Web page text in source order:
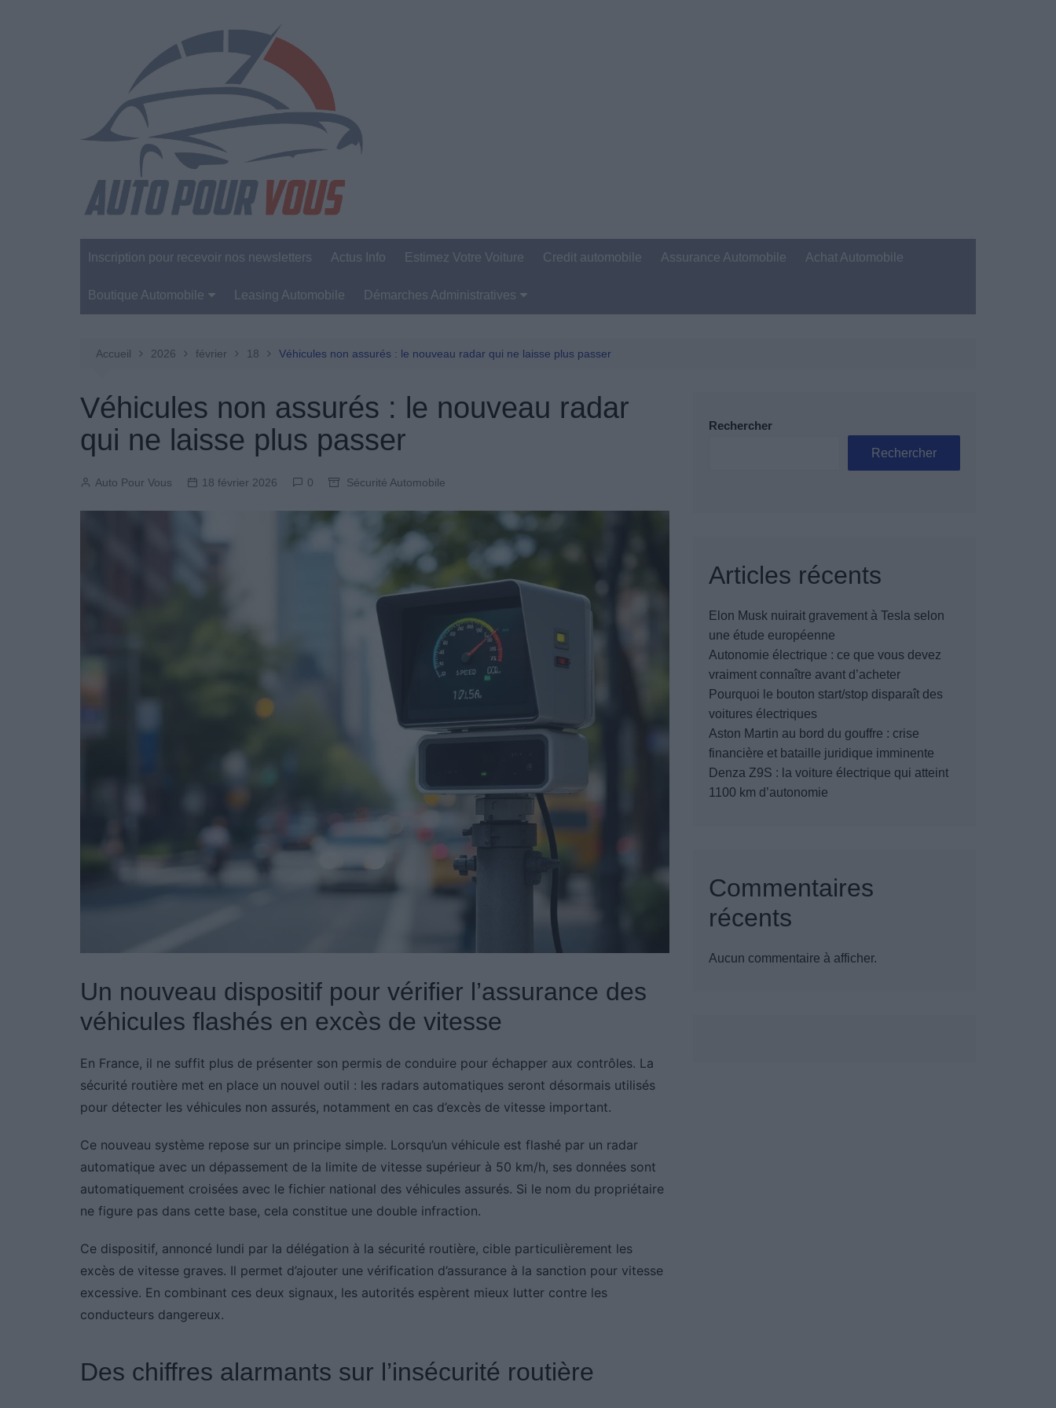
Inscription pour recevoir nos newsletters Actus Info Estimez Votre Voiture Credit automobile Assurance Automobile Achat Automobile
Boutique Automobile
Entretien Automobile
Produits Boutique
Leasing Automobile Démarches Administratives
Permis De Conduire
Accueil 2026 février 18 Véhicules non assurés : le nouveau radar qui ne laisse plus passer
Véhicules non assurés : le nouveau radar
qui ne laisse plus passer
Auto Pour Vous 18 février 2026 0 Sécurité Automobile
Un nouveau dispositif pour vérifier l’assurance des
véhicules flashés en excès de vitesse
En France, il ne suffit plus de présenter son permis de conduire pour échapper aux contrôles. La
sécurité routière met en place un nouvel outil : les radars automatiques seront désormais utilisés
pour détecter les véhicules non assurés, notamment en cas d’excès de vitesse important.
Ce nouveau système repose sur un principe simple. Lorsqu’un véhicule est flashé par un radar
automatique avec un dépassement de la limite de vitesse supérieur à 50 km/h, ses données sont
automatiquement croisées avec le fichier national des véhicules assurés. Si le nom du propriétaire
ne figure pas dans cette base, cela constitue une double infraction.
Ce dispositif, annoncé lundi par la délégation à la sécurité routière, cible particulièrement les
excès de vitesse graves. Il permet d’ajouter une vérification d’assurance à la sanction pour vitesse
excessive. En combinant ces deux signaux, les autorités espèrent mieux lutter contre les
conducteurs dangereux.
Des chiffres alarmants sur l’insécurité routière
Rechercher
Rechercher
Articles récents
Elon Musk nuirait gravement à Tesla selon
une étude européenne
Autonomie électrique : ce que vous devez
vraiment connaître avant d’acheter
Pourquoi le bouton start/stop disparaît des
voitures électriques
Aston Martin au bord du gouffre : crise
financière et bataille juridique imminente
Denza Z9S : la voiture électrique qui atteint
1100 km d’autonomie
Commentaires
récents
Aucun commentaire à afficher.